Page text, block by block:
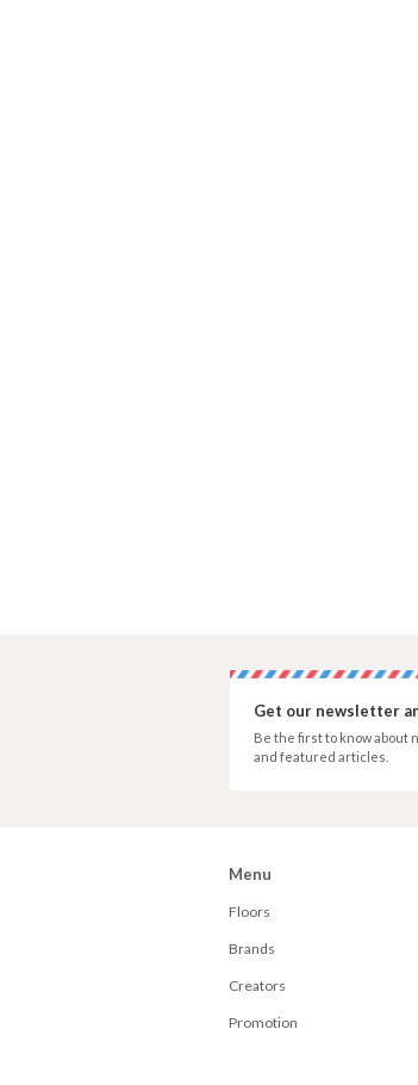
Get our newsletter
Be the first to know about
and featured articles.
Menu
Floors
Brands
Creators
Promotion